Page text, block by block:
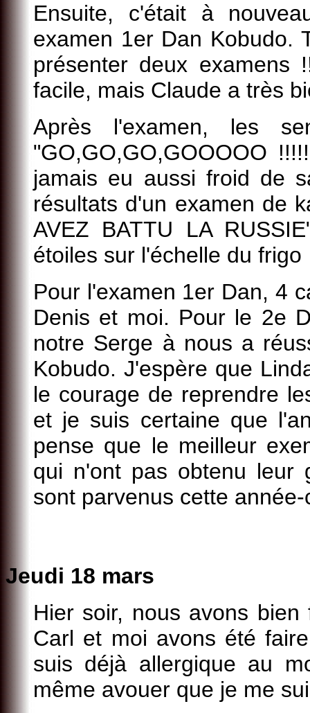
Ensuite, c'était à
examen 1er Dan Kobudo.
présenter deux
facile, mais Claude a très
Après l'examen, les
"GO,GO,GO,GOOOOO
jamais eu aussi froid de
résultats d'un examen de
AVEZ BATTU LA
étoiles sur l'échelle du
Pour l'examen 1er Dan, 4
Denis et moi. Pour le 2e
notre Serge à nous a
Kobudo. J'espère que
le courage de reprendre
et je suis certaine que
pense que le meilleur
qui n'ont pas obtenu leur
sont parvenus cette année-
Jeudi 18 mars
Hier soir, nous avons
Carl et moi avons été
suis déjà allergique au
même avouer que je me